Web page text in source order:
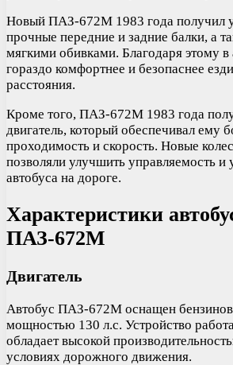
Новый ПАЗ-672М 1983 года получил
прочные передние и задние балки, а
мягкими обивками. Благодаря этому в
гораздо комфортнее и безопаснее
расстояния.
Кроме того, ПАЗ-672М 1983 года
двигатель, который обеспечивал ему
проходимость и скорость. Новые
позволяли улучшить управляемость и
автобуса на дороге.
Характеристики
ПАЗ-672М
Двигатель
Автобус ПАЗ-672М оснащен
мощностью 130 л.с. Устройство
обладает высокой
условиях дорожного движения.